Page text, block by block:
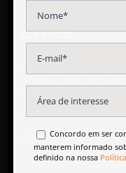
SERVIÇOS
Especializações
Formação para
Conteúdos Gratuitos
Concordo em ser
manterem informado
definido na nossa